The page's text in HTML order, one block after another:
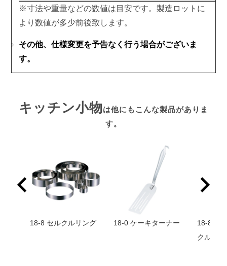
※寸法や重量などの数値は目安です。製造ロットに
より数値が多少前後致します。
その他、仕様変更を予告なく行う場合がございま
す。
キッチン小物は他にもこんな製品がありま
す。
18-8 セルクルリング 18-0 ケーキターナー
18-8 ハ
クル